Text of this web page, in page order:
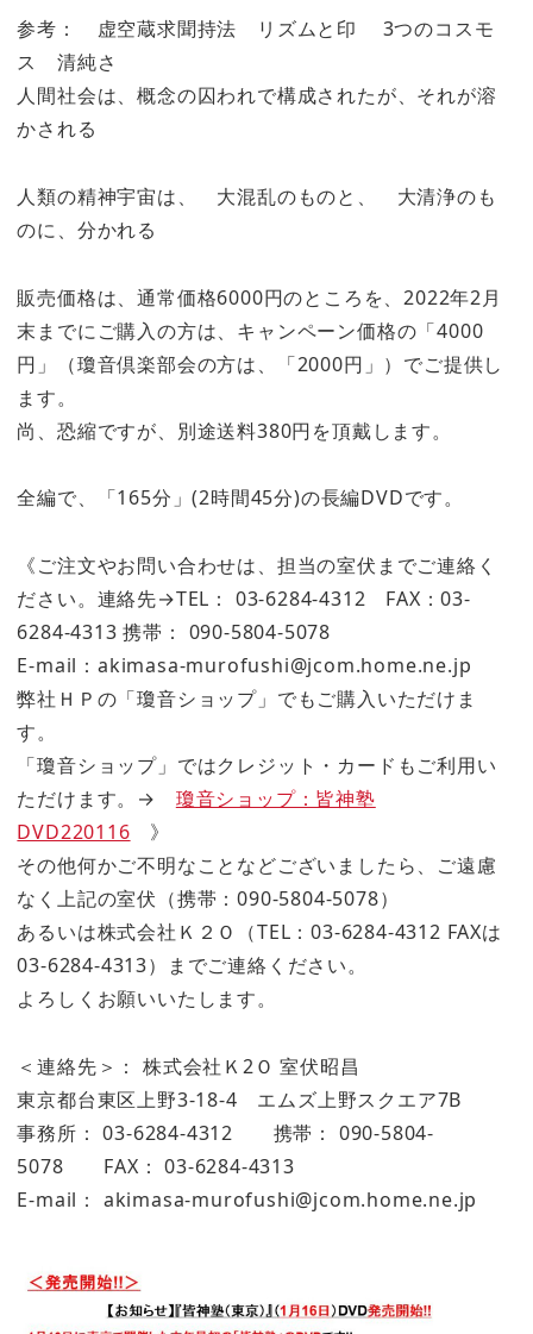
参考： 虚空蔵求聞持法 リズムと印 3つのコスモ
ス 清純さ
人間社会は、概念の囚われで構成されたが、それが溶
かされる
人類の精神宇宙は、 大混乱のものと、 大清浄のも
のに、分かれる
販売価格は、通常価格6000円のところを、2022年2月
末までにご購入の方は、キャンペーン価格の「4000
円」（瓊音倶楽部会の方は、「2000円」）でご提供し
ます。
尚、恐縮ですが、別途送料380円を頂戴します。
全編で、「165分」(2時間45分)の長編DVDです。
《ご注文やお問い合わせは、担当の室伏までご連絡く
ださい。連絡先→TEL： 03-6284-4312 FAX：03-
6284-4313 携帯： 090-5804-5078
E-mail：akimasa-murofushi@jcom.home.ne.jp
弊社ＨＰの「瓊音ショップ」でもご購入いただけま
す。
「瓊音ショップ」ではクレジット・カードもご利用い
ただけます。→ 瓊音ショップ：皆神塾
DVD220116 》
その他何かご不明なことなどございましたら、ご遠慮
なく上記の室伏（携帯：090-5804-5078）
あるいは株式会社Ｋ２Ｏ（TEL：03-6284-4312 FAXは
03-6284-4313）までご連絡ください。
よろしくお願いいたします。
＜連絡先＞： 株式会社Ｋ2Ｏ 室伏昭昌
東京都台東区上野3-18-4 エムズ上野スクエア7B
事務所： 03-6284-4312 携帯： 090-5804-
5078 FAX： 03-6284-4313
E-mail： akimasa-murofushi@jcom.home.ne.jp